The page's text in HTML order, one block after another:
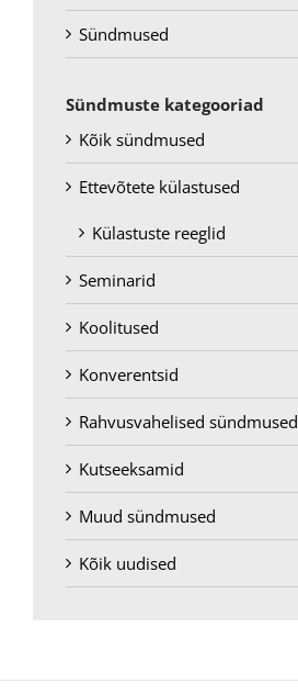
Sündmused
Sündmuste kategooriad
Kõik sündmused
Ettevõtete külastused
Külastuste reeglid
Seminarid
Koolitused
Konverentsid
Rahvusvahelised sündmused
Kutseeksamid
Muud sündmused
Kõik uudised